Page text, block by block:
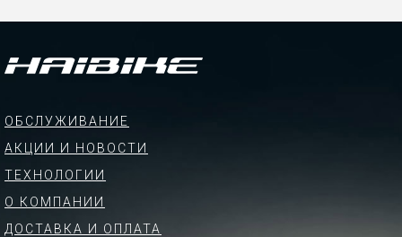
ОБСЛУЖИВАНИЕ
АКЦИИ И НОВОСТИ
ТЕХНОЛОГИИ
О КОМПАНИИ
ДОСТАВКА И ОПЛАТА